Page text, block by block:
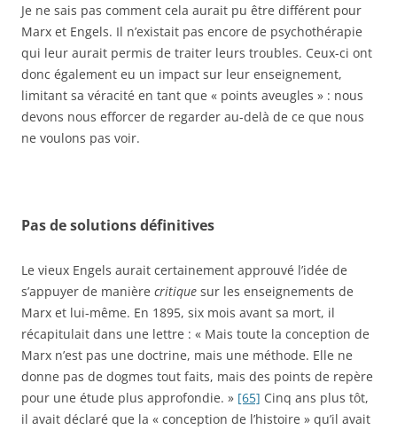
Je ne sais pas comment cela aurait pu être différent pour
Marx et Engels. Il n’existait pas encore de psychothérapie
qui leur aurait permis de traiter leurs troubles. Ceux-ci ont
donc également eu un impact sur leur enseignement,
limitant sa véracité en tant que « points aveugles » : nous
devons nous efforcer de regarder au-delà de ce que nous
ne voulons pas voir.
Pas de solutions définitives
Le vieux Engels aurait certainement approuvé l’idée de
s’appuyer de manière critique sur les enseignements de
Marx et lui-même. En 1895, six mois avant sa mort, il
récapitulait dans une lettre : « Mais toute la conception de
Marx n’est pas une doctrine, mais une méthode. Elle ne
donne pas de dogmes tout faits, mais des points de repère
pour une étude plus approfondie. » [65] Cinq ans plus tôt,
il avait déclaré que la « conception de l’histoire » qu’il avait